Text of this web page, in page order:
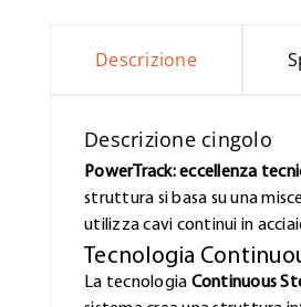
Descrizione
Descrizione cingolo
PowerTrack: eccellenza
struttura si basa su una
utilizza cavi continui in
Tecnologia
La tecnologia Continuous